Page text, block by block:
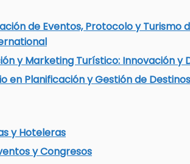
de Eventos, Protocolo y Turismo
y Marketing Turístico: Innovación y
en Planificación y Gestión de
y Hoteleras
y Congresos